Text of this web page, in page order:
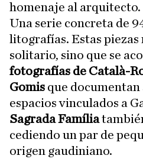
homenaje al arquitecto.
Una serie concreta de
litografías. Estas piezas
solitario, sino que se
fotografías de Català-
Gomis que
espacios vinculados a
Sagrada Família
cediendo un par de
origen gaudiniano.